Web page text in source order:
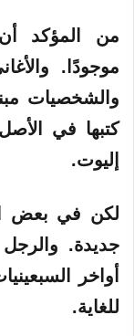
من المؤكد
موجودًا.
والشخصيات
كتبها في
إليوت.
لكن في بعض
جديدة.
أواخر
للغاية.